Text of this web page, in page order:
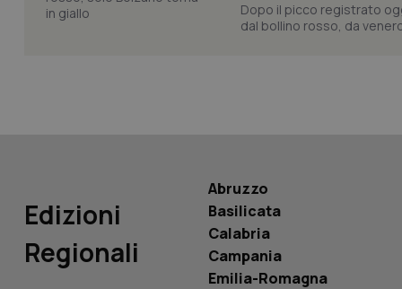
Dopo il picco registrato
dal bollino rosso, da
Edizioni
Regionali
Abruzzo
Basilicata
Calabria
Campania
Emilia-Romagna